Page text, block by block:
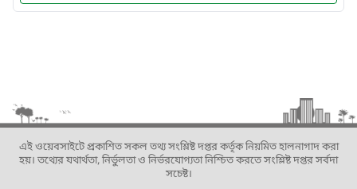
এই ওয়েবসাইটে প্রকাশিত সকল তথ্য সংশ্লিষ্ট দপ্তর কর্তৃক নিয়মিত হালনাগাদ করা
হয়। তথ্যের যথার্থতা, নির্ভুলতা ও নির্ভরযোগ্যতা নিশ্চিত করতে সংশ্লিষ্ট দপ্তর সর্বদা
সচেষ্ট।